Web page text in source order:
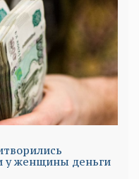
у женщины деньги